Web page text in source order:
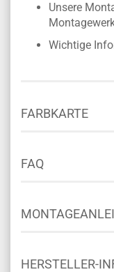
Unsere
Wichtige
FARBKARTE
FAQ
HERSTELLER-